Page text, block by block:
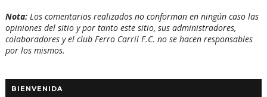
Nota:Los comentarios realizados no conforman en ningún caso las
opiniones del sitio y por tanto este sitio, sus administradores,
colaboradores y el club Ferro Carril F.C. no se hacen responsables
por los mismos.
BIENVENIDA